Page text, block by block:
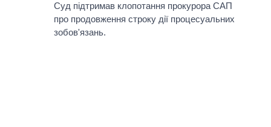
ОГЛЯДИ
ДАЙДЖЕСТИ
ПРЕЗИДЕНТ І ОФІС
ВЕРХОВНА РАДА
Суд підтримав клопотання прокурора САП
про продовження строку дії процесуальних
зобов'язань.